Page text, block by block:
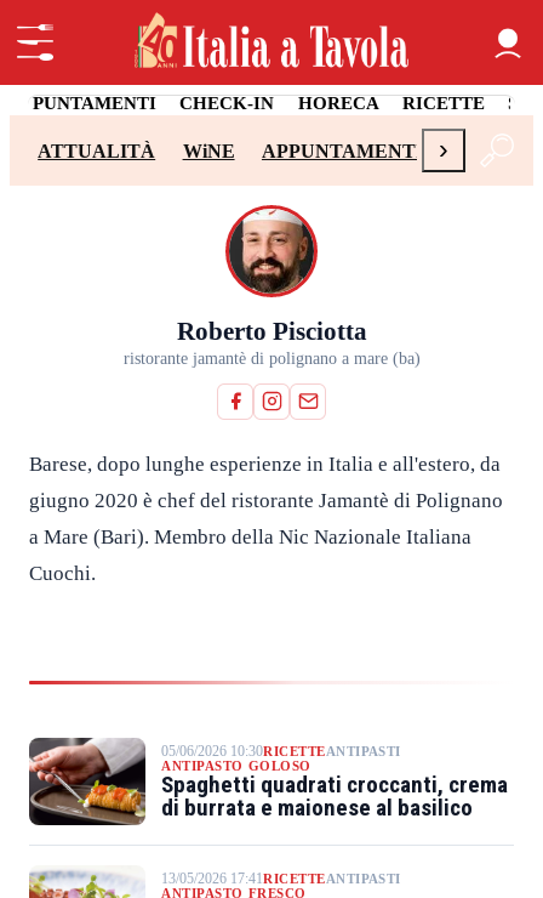
APPUNTAMENTI CHECK-IN HORECA RICETTE
ATTUALITÀ WiNE APPUNTAMENTI CHECK-
›
Roberto Pisciotta
ristorante jamantè di polignano a mare (ba)
Barese, dopo lunghe esperienze in Italia e all'estero, da
giugno 2020 è chef del ristorante Jamantè di Polignano
a Mare (Bari). Membro della Nic Nazionale Italiana
Cuochi.
05/06/2026 10:30RICETTEANTIPASTI
ANTIPASTO GOLOSO
Spaghetti quadrati croccanti, crema
di burrata e maionese al basilico
13/05/2026 17:41 RICETTEANTIPASTI
ANTIPASTO FRESCO